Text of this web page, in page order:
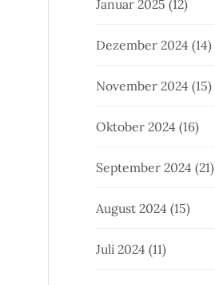
Januar 2025 (12)
Dezember 2024 (14)
November 2024 (15)
Oktober 2024 (16)
September 2024 (21)
August 2024 (15)
Juli 2024 (11)